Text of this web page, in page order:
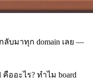
ลับมาทุก domain เลย —
คืออะไร? ทำไม board